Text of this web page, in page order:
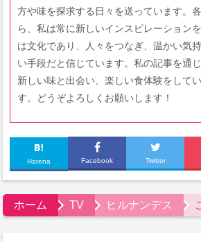
方や味を探求する日々を送っています。
ら、私は常に新しいインスピレーション
は文化であり、人々をつなぎ、温かい気
い手段だと信じています。私の記事を通
新しい味と出会い、楽しい食体験をして
す。どうぞよろしくお願いします！
Hatena Facebook Twitter
ホーム TV ヒルナンデス